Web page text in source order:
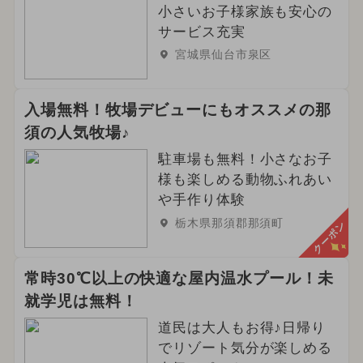
小さいお子様家族も安心の
サービス充実
宮城県仙台市泉区
入場無料！牧場デビューにもオススメの那
須の人気牧場♪
駐車場も無料！小さなお子
様も楽しめる動物ふれあい
や手作り体験
栃木県那須郡那須町 クーポン
常時30℃以上の快適な屋内温水プール！未
就学児は無料！
道民は大人もお得♪日帰り
でリゾート気分が楽しめる